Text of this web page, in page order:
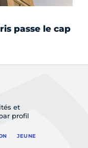
passe le cap
et
profil
JEUNE